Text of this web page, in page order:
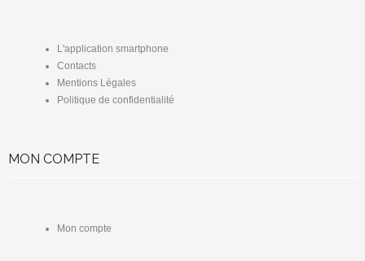
L'application smartphone
Contacts
Mentions Légales
Politique de confidentialité
MON COMPTE
Mon compte